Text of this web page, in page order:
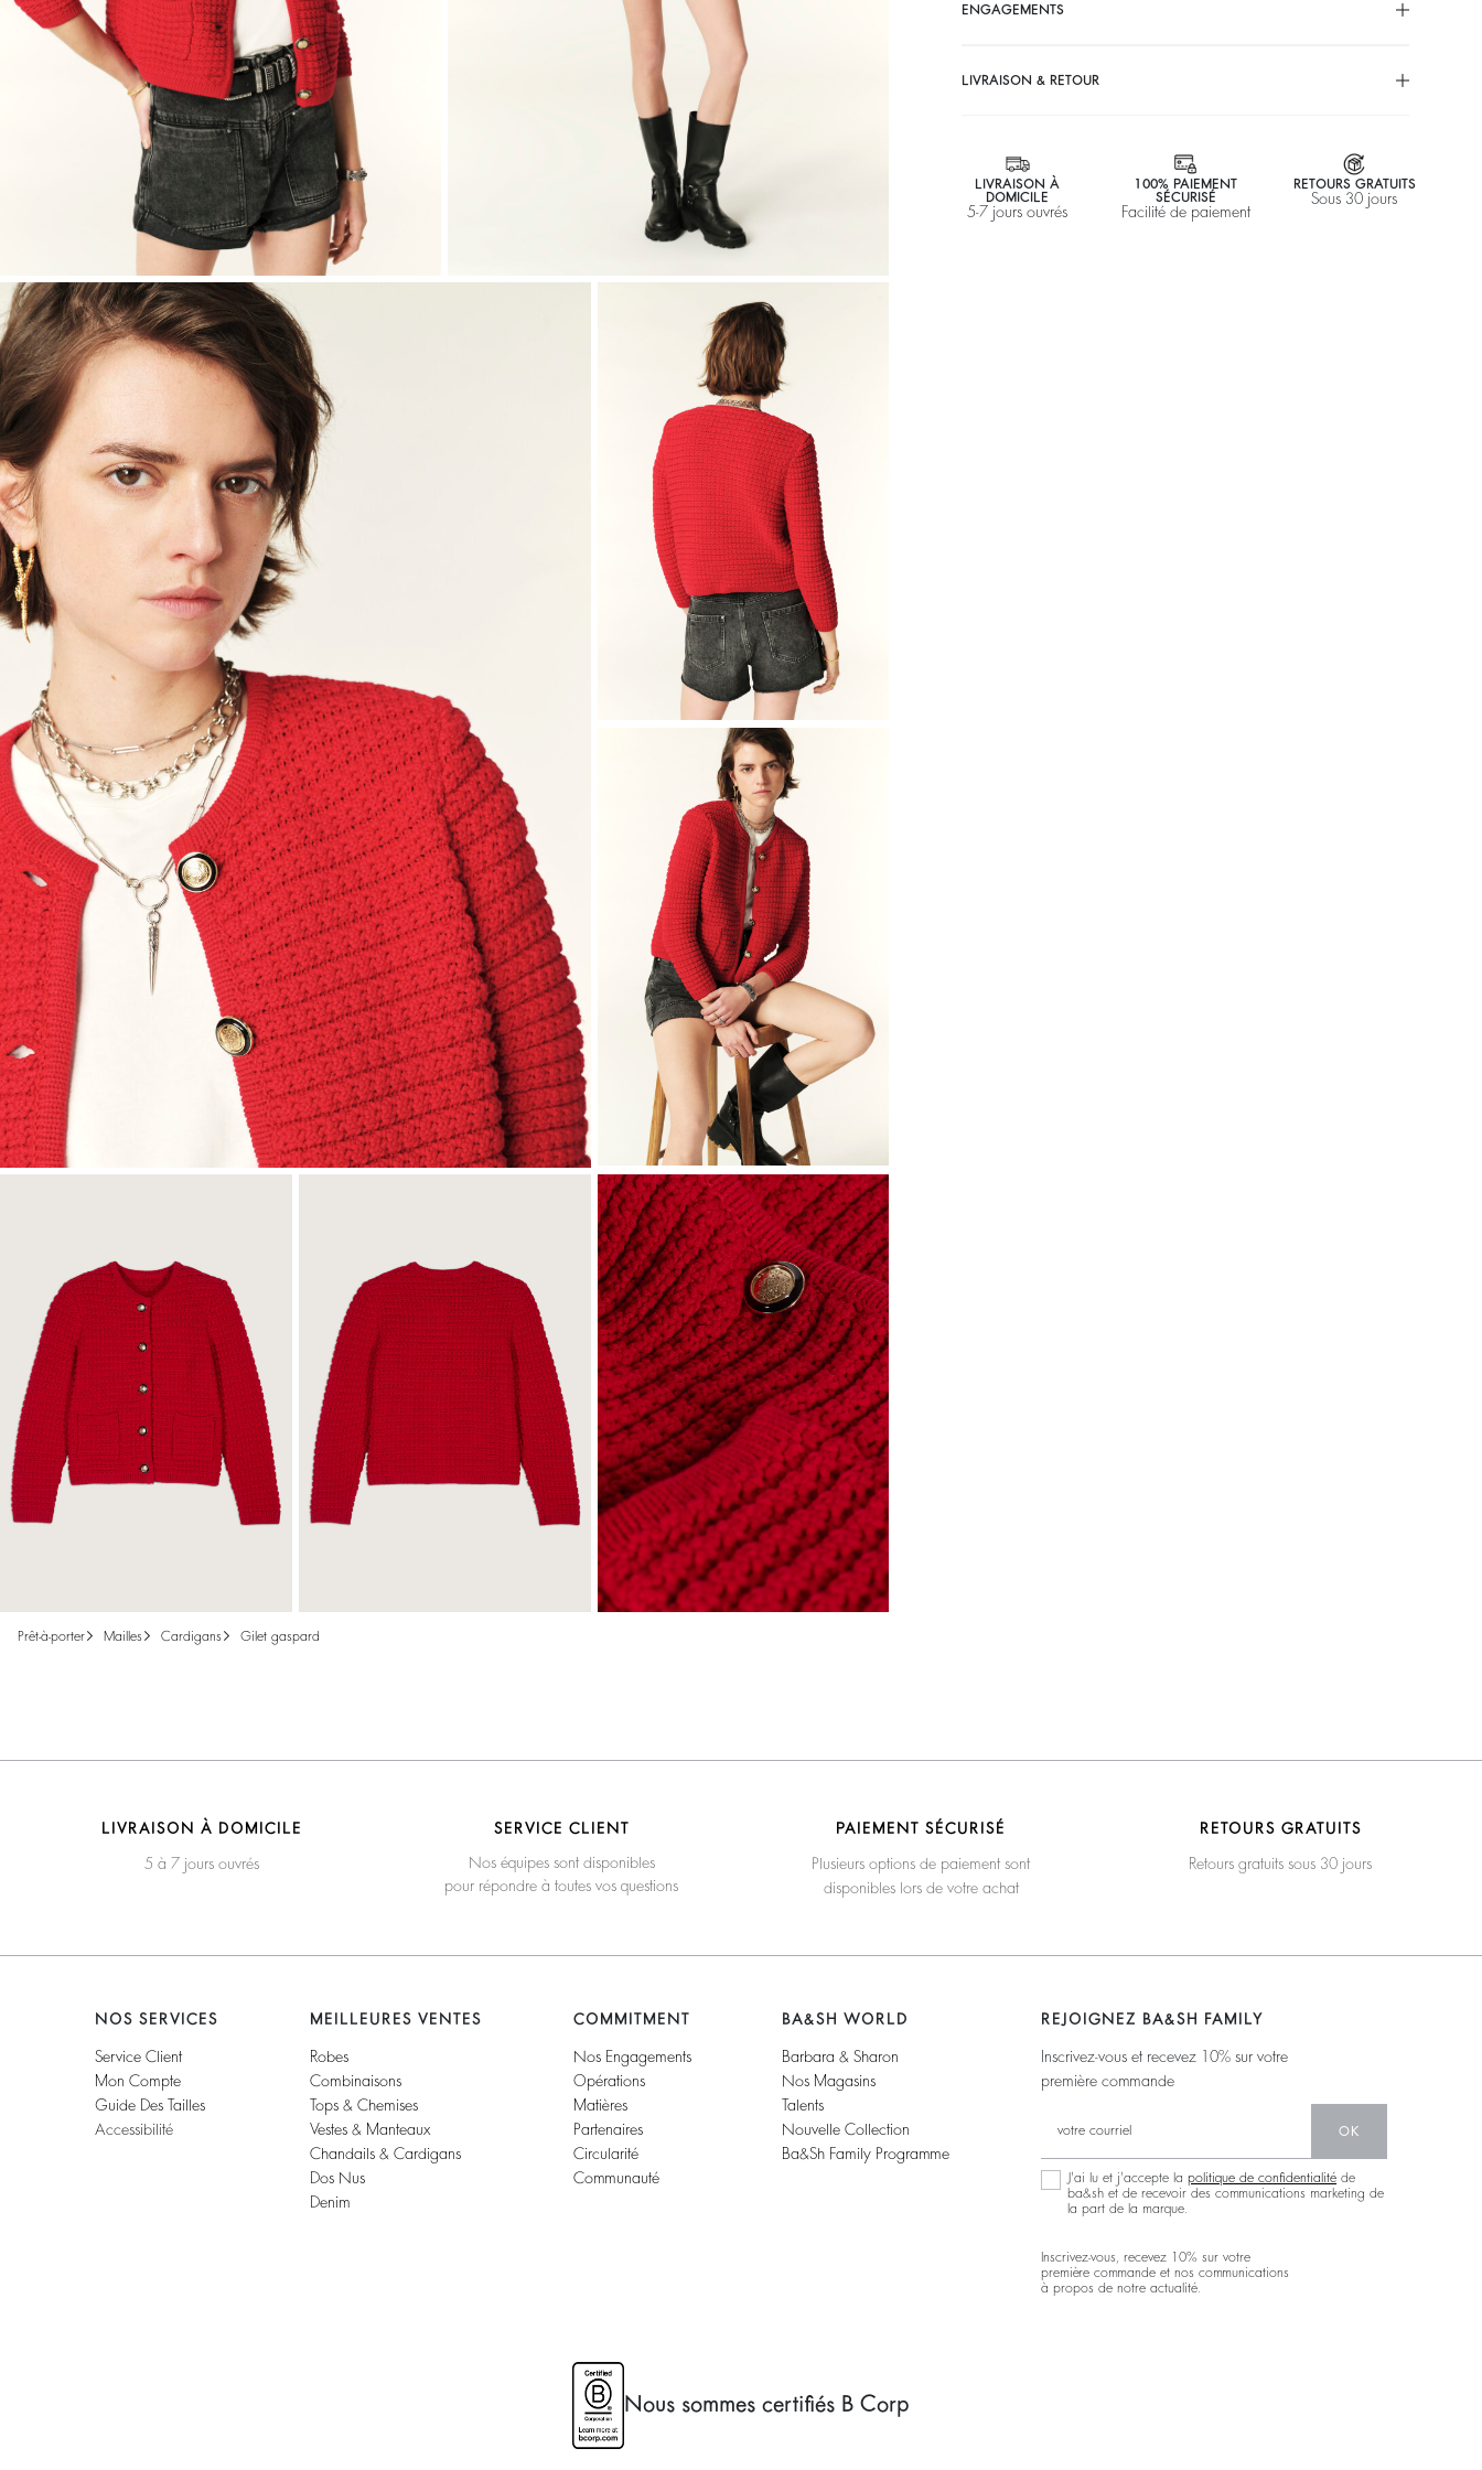
Souliers
Mailles
prêt-à-porter mailles cardigans gilet gaspard
ENGAGEMENTS
LIVRAISON & RETOUR
LIVRAISON À
DOMICILE
5-7 jours ouvrés
100% PAIEMENT
SÉCURISÉ
Facilité de paiement
RETOURS GRATUITS
Sous 30 jours
LIVRAISON À DOMICILE
5 à 7 jours ouvrés
SERVICE CLIENT
Nos équipes sont disponibles
pour répondre à toutes vos questions
PAIEMENT SÉCURISÉ
Plusieurs options de paiement sont
disponibles lors de votre achat
RETOURS GRATUITS
Retours gratuits sous 30 jours
NOS SERVICES
Service Client
Mon Compte
Guide Des Tailles
Accessibilité
MEILLEURES VENTES
Robes
Combinaisons
Tops & Chemises
Vestes & Manteaux
Chandails & Cardigans
Dos Nus
Denim
COMMITMENT
Nos Engagements
Opérations
Matières
Partenaires
Circularité
Communauté
BA&SH WORLD
Barbara & Sharon
Nos Magasins
Talents
Nouvelle Collection
Ba&sh Family Programme
REJOIGNEZ BA&SH FAMILY
Inscrivez-vous et recevez 10% sur votre
première commande
OK
J'ai lu et j'accepte lapolitique de confidentialité de
ba&sh et de recevoir des communications marketing de
la part de la marque.
Inscrivez-vous, recevez 10% sur votre
première commande et nos communications
à propos de notre actualité.
Nous sommes certifiés B Corp